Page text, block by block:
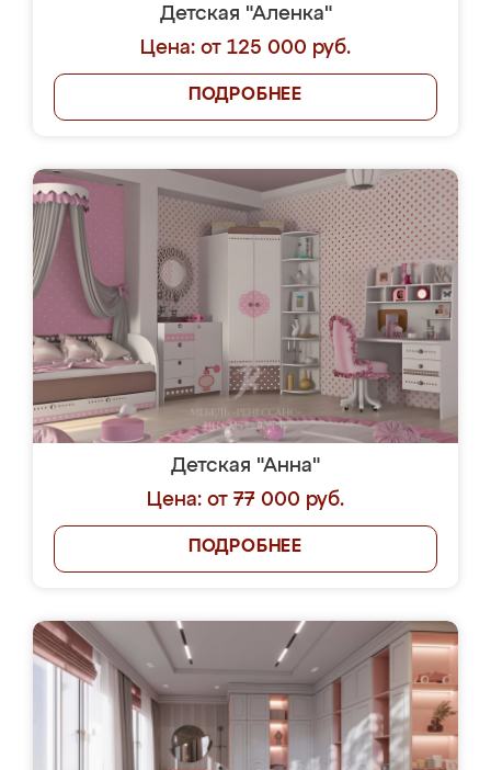
Детская "Аленка"
Цена: от 125 000 руб.
ПОДРОБНЕЕ
Детская "Анна"
Цена: от 77 000 руб.
ПОДРОБНЕЕ